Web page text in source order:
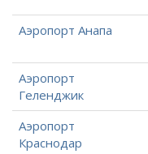
Аэропорт Анапа
Аэропорт
Геленджик
Аэропорт
Краснодар